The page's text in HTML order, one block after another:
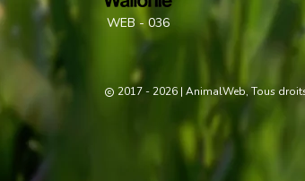
WEB - 036
2017 - 2026 | AnimalWeb, Tous